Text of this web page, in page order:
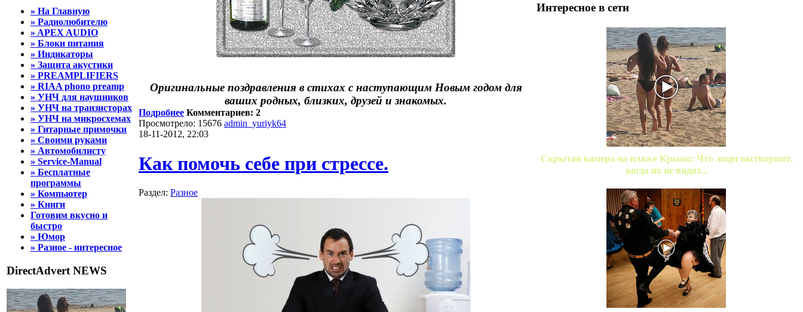
» На Главную
» Радиолюбителю
» APEX AUDIO
» Блоки питания
» Индикаторы
» Защита акустики
» PREAMPLIFIERS
» RIAA phono preamp
» УНЧ для наушников
» УНЧ на транзисторах
» УНЧ на микросхемах
» Гитарные примочки
» Своими руками
» Автомобилисту
» Service-Manual
» Бесплатные
программы
» Компьютер
» Книги
Готовим вкусно и
быстро
» Юмор
» Разное - интересное
DirectAdvert NEWS
Оригинальные поздравления в стихах с наступающим Новым годом для
ваших родных, близких, друзей и знакомых.
Подробнее Комментариев: 2
Просмотрело: 15676 admin_yuriyk64
18-11-2012, 22:03
Как помочь себе при стрессе.
Раздел: Разное
Интересное в сети
Скрытая камера на пляже Крыма: Что люди вытворяют,
когда их не видят...